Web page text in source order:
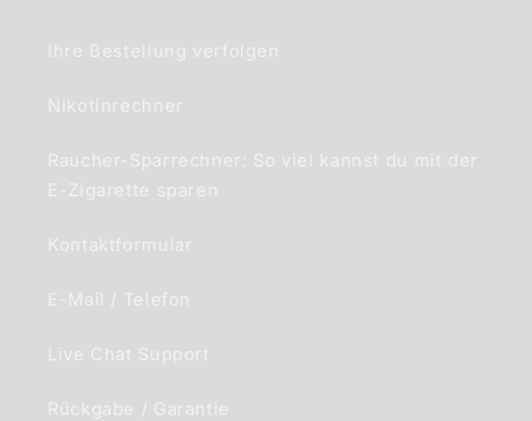
Ihre Bestellung verfolgen
Nikotinrechner
Raucher-Sparrechner: So viel kannst du mit der
E-Zigarette sparen
Kontaktformular
E-Mail / Telefon
Live Chat Support
Rückgabe / Garantie